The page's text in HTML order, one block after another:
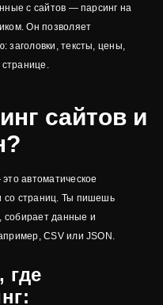
с сайтов — парсинг на
Он позволяет
заголовки, тексты, цены,
сайтов и
автоматическое
со страниц. Ты пишешь
собирает данные и
CSV или JSON.
где